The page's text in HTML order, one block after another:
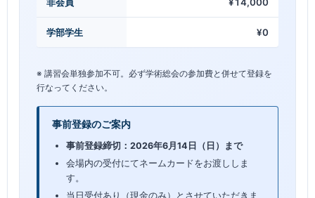
学部学生 ¥0
※ 講習会単独参加不可。必ず学術総会の参加費と併せて登録を
行なってください。
事前登録のご案内
事前登録締切：2026年6月14日（日）まで
会場内の受付にてネームカードをお渡ししま
す。
当日受付あり（現金のみ）とさせていただきま